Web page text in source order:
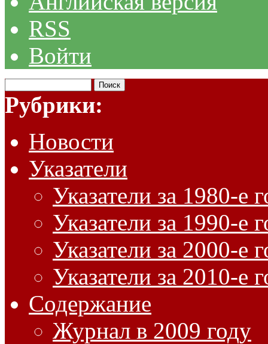
RSS
Войти
Рубрики:
Новости
Указатели
Указатели за 1980-е
Указатели за 1990-е
Указатели за 2000-е
Указатели за 2010-е
Содержание
Журнал в 2009 году